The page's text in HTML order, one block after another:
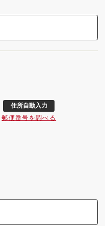
住所自動入力
郵便番号を調べる